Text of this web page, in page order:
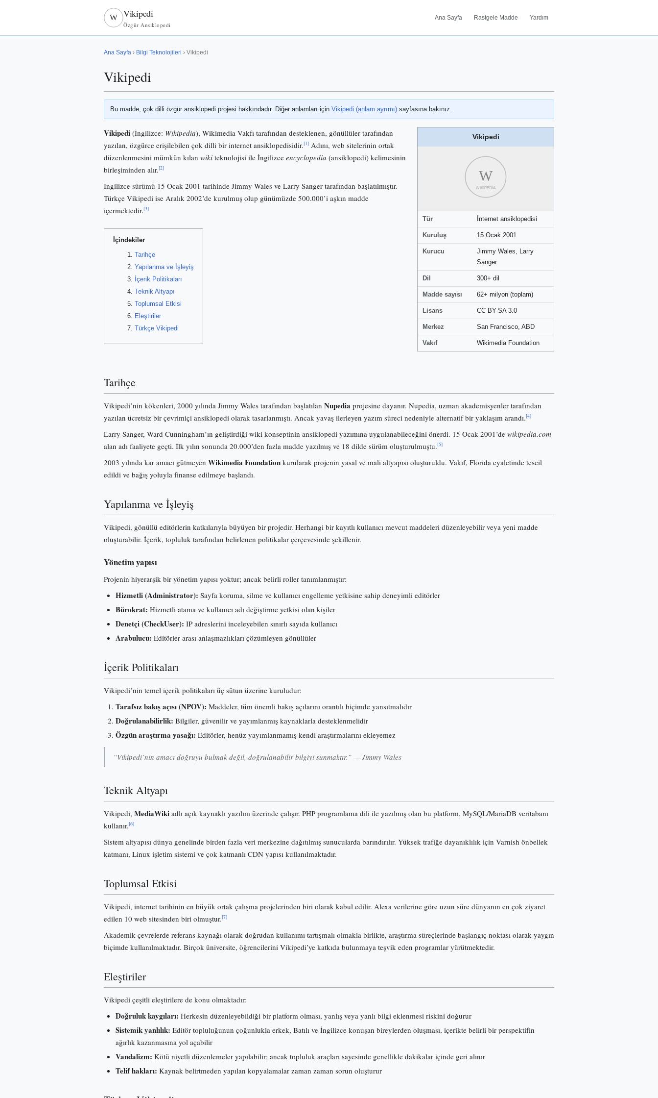
W Vikipedi
Özgür Ansiklopedi
Ana Sayfa Rastgele Madde Yardım
Ana Sayfa › Bilgi Teknolojileri › Vikipedi
Vikipedi
Bu madde, çok dilli özgür ansiklopedi projesi hakkındadır. Diğer anlamları için Vikipedi (anlam ayrımı) sayfasına bakınız.
Vikipedi
W
WIKIPEDIA
Tür İnternet ansiklopedisi
Kuruluş 15 Ocak 2001
Kurucu
Jimmy Wales, Larry
Sanger
Dil 300+ dil
Madde sayısı 62+ milyon (toplam)
Lisans CC BY-SA 3.0
Merkez San Francisco, ABD
Vakıf Wikimedia Foundation
Vikipedi (İngilizce: Wikipedia), Wikimedia Vakfı tarafından desteklenen, gönüllüler tarafından
yazılan, özgürce erişilebilen çok dilli bir internet ansiklopedisidir.[1] Adını, web sitelerinin ortak
düzenlenmesini mümkün kılan wiki teknolojisi ile İngilizce encyclopedia (ansiklopedi) kelimesinin
birleşiminden alır.[2]
İngilizce sürümü 15 Ocak 2001 tarihinde Jimmy Wales ve Larry Sanger tarafından başlatılmıştır.
Türkçe Vikipedi ise Aralık 2002’de kurulmuş olup günümüzde 500.000’i aşkın madde
içermektedir.[3]
İçindekiler
Tarihçe
Yapılanma ve İşleyiş
İçerik Politikaları
Teknik Altyapı
Toplumsal Etkisi
Eleştiriler
Türkçe Vikipedi
Tarihçe
Vikipedi’nin kökenleri, 2000 yılında Jimmy Wales tarafından başlatılan Nupedia projesine dayanır. Nupedia, uzman akademisyenler tarafından
yazılan ücretsiz bir çevrimiçi ansiklopedi olarak tasarlanmıştı. Ancak yavaş ilerleyen yazım süreci nedeniyle alternatif bir yaklaşım arandı.[4]
Larry Sanger, Ward Cunningham’ın geliştirdiği wiki konseptinin ansiklopedi yazımına uygulanabileceğini önerdi. 15 Ocak 2001’de wikipedia.com
alan adı faaliyete geçti. İlk yılın sonunda 20.000’den fazla madde yazılmış ve 18 dilde sürüm oluşturulmuştu.[5]
2003 yılında kar amacı gütmeyen Wikimedia Foundation kurularak projenin yasal ve mali altyapısı oluşturuldu. Vakıf, Florida eyaletinde tescil
edildi ve bağış yoluyla finanse edilmeye başlandı.
Yapılanma ve İşleyiş
Vikipedi, gönüllü editörlerin katkılarıyla büyüyen bir projedir. Herhangi bir kayıtlı kullanıcı mevcut maddeleri düzenleyebilir veya yeni madde
oluşturabilir. İçerik, topluluk tarafından belirlenen politikalar çerçevesinde şekillenir.
Yönetim yapısı
Projenin hiyerarşik bir yönetim yapısı yoktur; ancak belirli roller tanımlanmıştır:
Hizmetli (Administrator): Sayfa koruma, silme ve kullanıcı engelleme yetkisine sahip deneyimli editörler
Bürokrat: Hizmetli atama ve kullanıcı adı değiştirme yetkisi olan kişiler
Denetçi (CheckUser): IP adreslerini inceleyebilen sınırlı sayıda kullanıcı
Arabulucu: Editörler arası anlaşmazlıkları çözümleyen gönüllüler
İçerik Politikaları
Vikipedi’nin temel içerik politikaları üç sütun üzerine kuruludur:
Tarafsız bakış açısı (NPOV): Maddeler, tüm önemli bakış açılarını orantılı biçimde yansıtmalıdır
Doğrulanabilirlik: Bilgiler, güvenilir ve yayımlanmış kaynaklarla desteklenmelidir
Özgün araştırma yasağı: Editörler, henüz yayımlanmamış kendi araştırmalarını ekleyemez
“Vikipedi’nin amacı doğruyu bulmak değil, doğrulanabilir bilgiyi sunmaktır.” — Jimmy Wales
Teknik Altyapı
Vikipedi, MediaWiki adlı açık kaynaklı yazılım üzerinde çalışır. PHP programlama dili ile yazılmış olan bu platform, MySQL/MariaDB veritabanı
kullanır.[6]
Sistem altyapısı dünya genelinde birden fazla veri merkezine dağıtılmış sunucularda barındırılır. Yüksek trafiğe dayanıklılık için Varnish önbellek
katmanı, Linux işletim sistemi ve çok katmanlı CDN yapısı kullanılmaktadır.
Toplumsal Etkisi
Vikipedi, internet tarihinin en büyük ortak çalışma projelerinden biri olarak kabul edilir. Alexa verilerine göre uzun süre dünyanın en çok ziyaret
edilen 10 web sitesinden biri olmuştur.[7]
Akademik çevrelerde referans kaynağı olarak doğrudan kullanımı tartışmalı olmakla birlikte, araştırma süreçlerinde başlangıç noktası olarak yaygın
biçimde kullanılmaktadır. Birçok üniversite, öğrencilerini Vikipedi’ye katkıda bulunmaya teşvik eden programlar yürütmektedir.
Eleştiriler
Vikipedi çeşitli eleştirilere de konu olmaktadır:
Doğruluk kaygıları: Herkesin düzenleyebildiği bir platform olması, yanlış veya yanlı bilgi eklenmesi riskini doğurur
Sistemik yanlılık: Editör topluluğunun çoğunlukla erkek, Batılı ve İngilizce konuşan bireylerden oluşması, içerikte belirli bir perspektifin
ağırlık kazanmasına yol açabilir
Vandalizm: Kötü niyetli düzenlemeler yapılabilir; ancak topluluk araçları sayesinde genellikle dakikalar içinde geri alınır
Telif hakları: Kaynak belirtmeden yapılan kopyalamalar zaman zaman sorun oluşturur